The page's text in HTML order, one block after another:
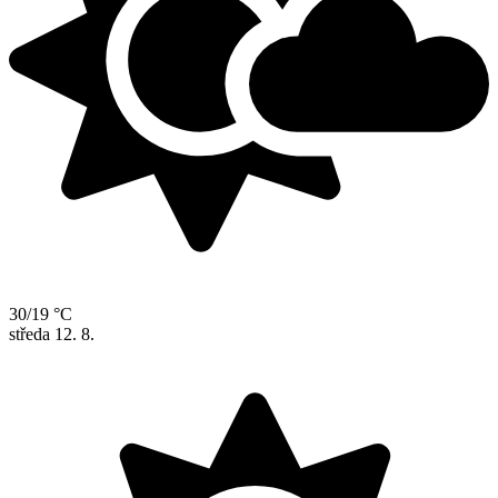
30/19 °C
středa 12. 8.